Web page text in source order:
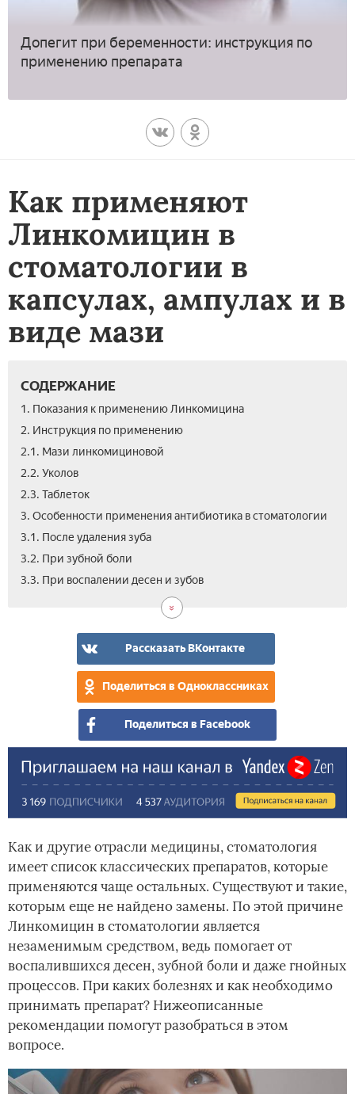
Допегит при беременности: инструкция по
применению препарата
Как применяют
Линкомицин в
стоматологии в
капсулах, ампулах и в
виде мази
СОДЕРЖАНИЕ
1. Показания к применению Линкомицина
2. Инструкция по применению
2.1. Мази линкомициновой
2.2. Уколов
2.3. Таблеток
3. Особенности применения антибиотика в стоматологии
3.1. После удаления зуба
3.2. При зубной боли
3.3. При воспалении десен и зубов
Рассказать ВКонтакте
Поделиться в Одноклассниках
Поделиться в Facebook
Как и другие отрасли медицины, стоматология
имеет список классических препаратов, которые
применяются чаще остальных. Существуют и такие,
которым еще не найдено замены. По этой причине
Линкомицин в стоматологии является
незаменимым средством, ведь помогает от
воспалившихся десен, зубной боли и даже гнойных
процессов. При каких болезнях и как необходимо
принимать препарат? Нижеописанные
рекомендации помогут разобраться в этом
вопросе.